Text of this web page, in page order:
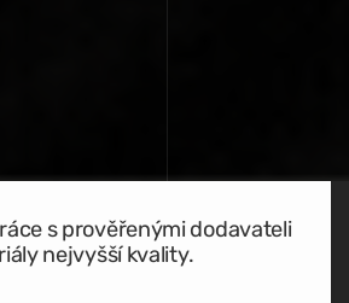
s prověřenými dodavateli
nejvyšší kvality.